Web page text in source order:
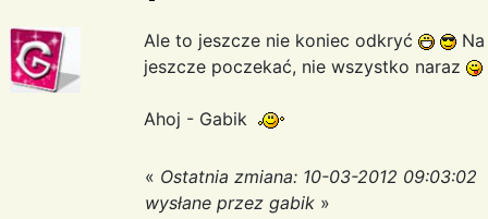
Ale to jeszcze nie koniec odkryć
jeszcze poczekać, nie wszystko naraz
Ahoj - Gabik
« Ostatnia zmiana: 10-03-2012 09:03:02
wysłane przez gabik »